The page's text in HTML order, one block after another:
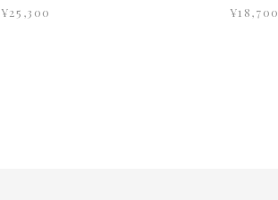
¥25,300 ¥18,700